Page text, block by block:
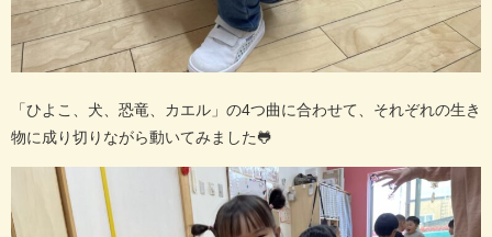
「ひよこ、犬、恐竜、カエル」の4つ曲に合わせて、それぞれの生き
物に成り切りながら動いてみました🐸